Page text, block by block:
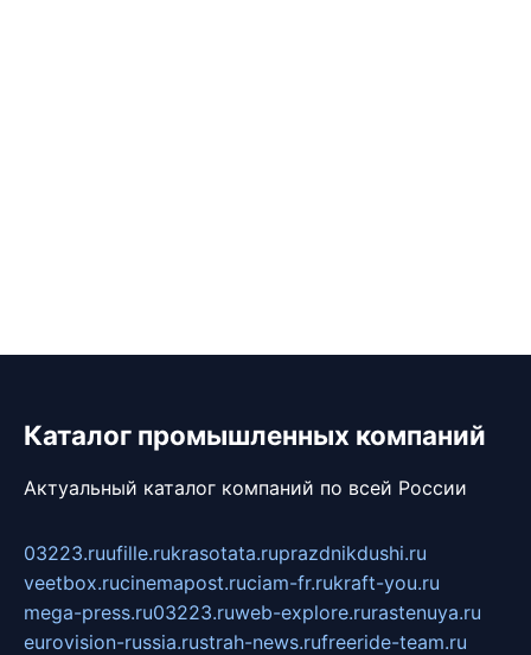
Каталог промышленных компаний
Актуальный каталог компаний по всей России
03223.ruufille.rukrasotata.ruprazdnikdushi.ru
veetbox.rucinemapost.ruciam-fr.rukraft-you.ru
mega-press.ru03223.ruweb-explore.rurastenuya.ru
eurovision-russia.rustrah-news.rufreeride-team.ru